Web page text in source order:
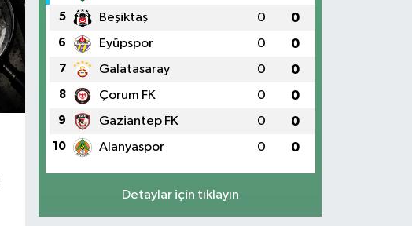
5 Beşiktaş 0 0
6 Eyüpspor 0 0
7 Galatasaray 0 0
8 Çorum FK 0 0
9 Gaziantep FK 0 0
10 Alanyaspor 0 0
Detaylar için tıklayın